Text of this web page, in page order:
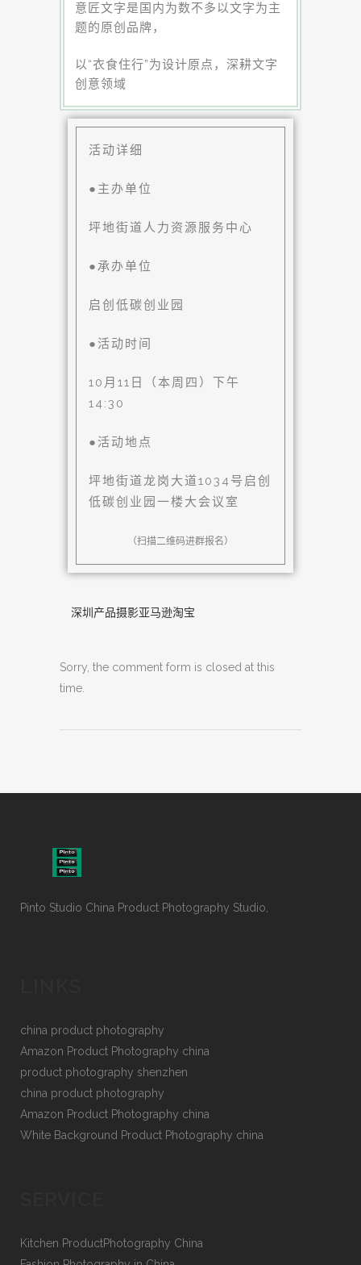
意匠文字是国内为数不多以文字为主
题的原创品牌，
以“衣食住行”为设计原点，深耕文字
创意领域
活动详细
●主办单位
坪地街道人力资源服务中心
●承办单位
启创低碳创业园
●活动时间
10月11日（本周四）下午
14:30
●活动地点
坪地街道龙岗大道1034号启创
低碳创业园一楼大会议室
（扫描二维码进群报名）
深圳产品摄影亚马逊淘宝
Sorry, the comment form is closed at this
time.
Pinto Studio China Product Photography Studio,
china product photography
Amazon Product Photography china
product photography shenzhen
china product photography
Amazon Product Photography china
White Background Product Photography china
Kitchen ProductPhotography China